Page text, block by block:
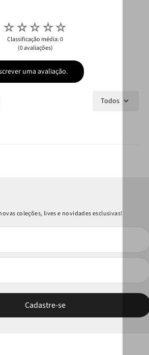
☆☆☆☆☆
Classificação média: 0
(0 avaliações)
uma avaliação.
Todos
coleções, lives e novidades esclusivas!